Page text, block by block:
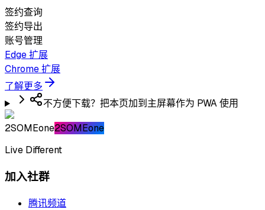
签约查询
签约导出
账号管理
Edge 扩展
Chrome 扩展
了解更多
不方便下载？把本页加到主屏幕作为 PWA 使用
2SOMEone2SOMEone
Live Different
加入社群
腾讯频道